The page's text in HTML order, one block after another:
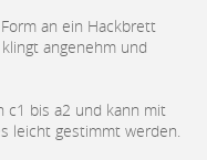
Form an ein Hackbrett
angenehm und
c1 bis a2 und kann mit
leicht gestimmt werden.